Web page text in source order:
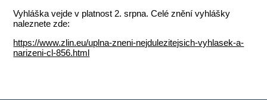
Vyhláška vejde v platnost 2. srpna. Celé znění vyhlášky
naleznete zde:
https://www.zlin.eu/uplna-zneni-nejdulezitejsich-vyhlasek-a-
narizeni-cl-856.html